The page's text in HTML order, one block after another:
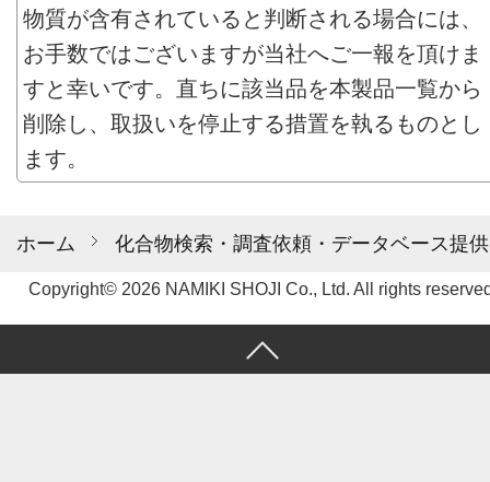
ホーム 化合物検索・調査依頼・データベース提供
物質が含有されていると判断される場合には、
お手数ではございますが当社へご一報を頂けま
すと幸いです。直ちに該当品を本製品一覧から
削除し、取扱いを停止する措置を執るものとし
ます。
Copyright© 2026 NAMIKI SHOJI Co., Ltd. All rights